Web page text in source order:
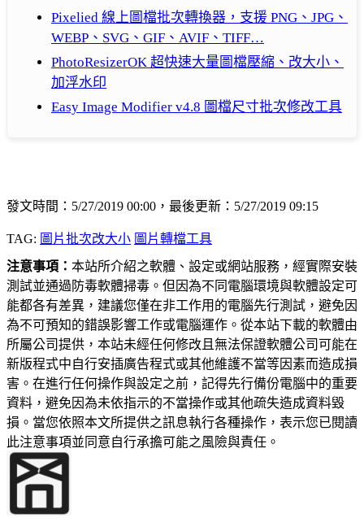
Pixelied 線上圖檔批次轉換器，支援 PNG、JPG、
WEBP、SVG、GIF、AVIF、TIFF…
PhotoResizerOK 超快速大量圖檔壓縮、改大小、
加浮水印
Easy Image Modifier v4.8 圖檔尺寸批次修改工具
發文時間：5/27/2019 00:00，最後更新：5/27/2019 09:15
TAG: 圖片批次改大小 圖片轉檔工具
注意事項： 本站所介紹之軟體、設定或網站服務，經實際安裝
測試並通過防毒軟體掃毒。但因為不同電腦環境與軟體設定可
能都各有差異，建議您僅在非工作用的電腦先行測試，避免因
為不可預知的錯誤影響工作或電腦運作。從本站下載的軟體由
所屬公司提供，本站未經任何修改且無法保證軟體公司可能在
新版程式中自行安插廣告程式或其他維護不當等因素而造成損
害。在進行任何操作與設定之前，記得先行備份電腦中的重要
資料，避免因為未依指示的不當操作或其他疏失造成資料毀
損。當您依照本文所提供之訊息執行各種操作，表示您已閱讀
此注意事項並同意自行承擔可能之風險與責任。